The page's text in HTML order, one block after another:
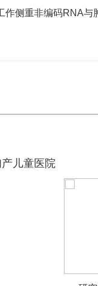
作侧重非编码RNA与
儿童医院